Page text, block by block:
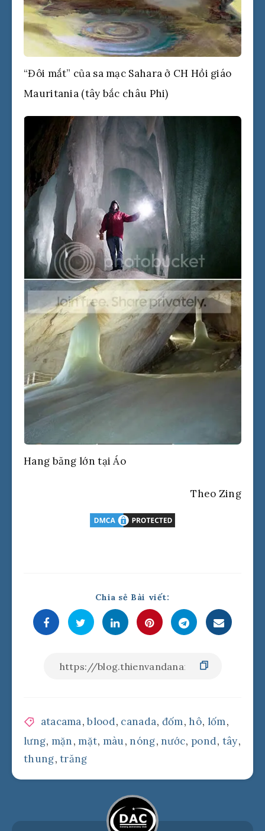
“Đôi mắt” của sa mạc Sahara ở CH Hồi giáo
Mauritania (tây bắc châu Phi)
Hang băng lớn tại Áo
Theo Zing
Chia sẻ Bài viết:
atacama,blood, canada, đốm,hô, lốm,
lưng, mặn, mặt, màu, nóng, nước, pond, tây,
thung,trăng